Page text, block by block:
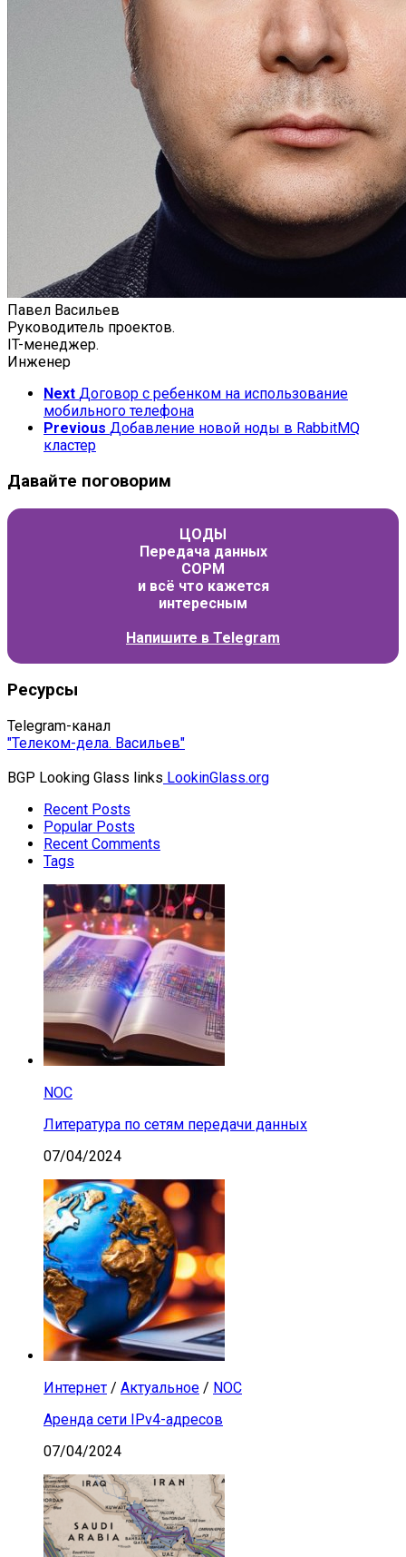
Павел Васильев
Руководитель проектов.
IT-менеджер.
Инженер
Next Договор с ребенком на использование
мобильного телефона
Previous Добавление новой ноды в RabbitMQ
кластер
Давайте поговорим
ЦОДЫ
Передача данных
СОРМ
и всё что кажется
интересным
Напишите в Telegram
Ресурсы
Telegram-канал
"Телеком-дела. Васильев"
BGP Looking Glass links LookinGlass.org
Recent Posts
Popular Posts
Recent Comments
Tags
NOC
Литература по сетям передачи данных
07/04/2024
Интернет / Актуальное / NOC
Аренда сети IPv4-адресов
07/04/2024